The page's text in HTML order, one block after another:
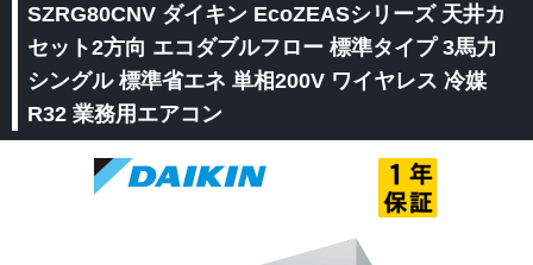
SZRG80CNV ダイキン EcoZEASシリーズ 天井カ
セット2方向 エコダブルフロー 標準タイプ 3馬力
シングル 標準省エネ 単相200V ワイヤレス 冷媒
R32 業務用エアコン